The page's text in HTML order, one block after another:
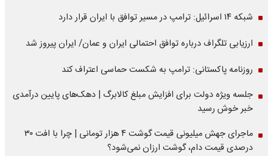
شبکه ۱۴ اسرائیل: ترامپ در مسیر توافق با ایران قرار دارد
ارزیابی تلگراف درباره توافق احتمالی ایران و عمان/ ایران پیروز شد
روزنامه پاکستانی: ترامپ به شکست حماسی اعتراف کند
جلسه ویژه دولت برای افزایش مبلغ کالابرگ | دهک‌های پایین درآمدی
خبر خوش رسید
ماجرای جهش میلیونی قیمت گوشت ۴ هزار تومانی | چرا با افت ۳۰
درصدی قیمت دام، گوشت ارزان نمی‌شود؟